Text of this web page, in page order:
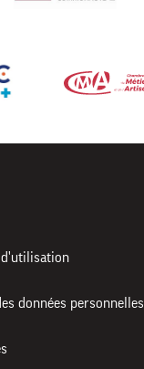
d'utilisation
données personnelles